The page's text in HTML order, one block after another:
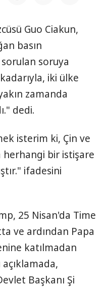
Guo Ciakun,
basın
soruya
iki ülke
zamanda
dedi.
isterim ki, Çin ve
bir istişare
ifadesini
25 Nisan'da Time
ve ardından Papa
katılmadan
Başkanı Şi